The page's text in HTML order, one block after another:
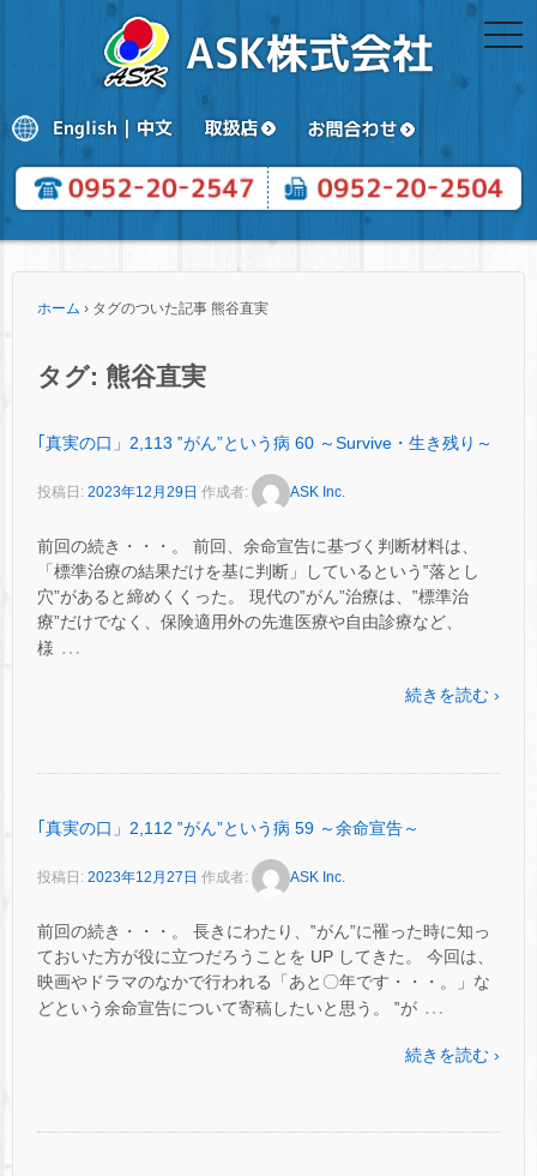
ホーム › タグのついた記事 熊谷直実
タグ: 熊谷直実
｢真実の口」2,113 ‟がん”という病 60 ～Survive・生き残り～
投稿日: 2023年12月29日 作成者: ASK Inc.
前回の続き・・・。 前回、余命宣告に基づく判断材料は、
「標準治療の結果だけを基に判断」しているという‟落とし
穴”があると締めくくった。 現代の‟がん”治療は、‟標準治
療”だけでなく、保険適用外の先進医療や自由診療など、
様 …
続きを読む ›
｢真実の口」2,112 ‟がん”という病 59 ～余命宣告～
投稿日: 2023年12月27日 作成者: ASK Inc.
前回の続き・・・。 長きにわたり、‟がん”に罹った時に知っ
ておいた方が役に立つだろうことを UP してきた。 今回は、
映画やドラマのなかで行われる「あと〇年です・・・。」な
どという余命宣告について寄稿したいと思う。 ‟が …
続きを読む ›